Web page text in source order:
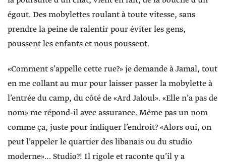
égout. Des mobylettes roulant à toute vitesse, sans
prendre la peine de ralentir pour éviter les gens,
poussent les enfants et nous poussent.
«Comment s’appelle cette rue?» je demande à Jamal, tout
en me collant au mur pour laisser passer la mobylette à
l’entrée du camp, du côté de «Ard Jaloul». «Elle n’a pas de
nom» me répond-il avec assurance. Même pas un nom
comme ça, juste pour indiquer l’endroit? «Alors oui, on
peut l’appeler le quartier des libanais ou du studio
moderne»… Studio?! Il rigole et raconte qu’il y a